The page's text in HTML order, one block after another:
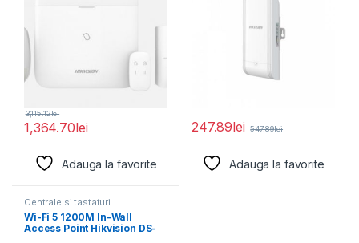
1,364.70lei
3,115.12lei
Adauga la favorite
247.89lei 547.89lei
Adauga la favorite
Centrale si tastaturi
Wi-Fi 5 1200M In-Wall
Access Point Hikvision DS-